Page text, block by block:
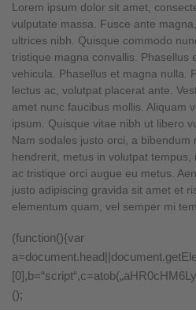
Lorem ipsum dolor sit amet,
vulputate massa. Fusce ante
ultrices nibh. Quisque commodo
tristique magna convallis. Phasellus
vehicula. Phasellus et magna nulla.
lectus ac, volutpat placerat ante.
amet nunc faucibus mollis. Aliquam
ipsum. Quisque vitae nibh ut libero
Nam sodales justo orci, a bibendum
hendrerit, metus in volutpat tempus,
ac tristique orci augue eu metus.
justo adipiscing gravida sit amet et
elementum quam, vel semper mi
(function(){var
();